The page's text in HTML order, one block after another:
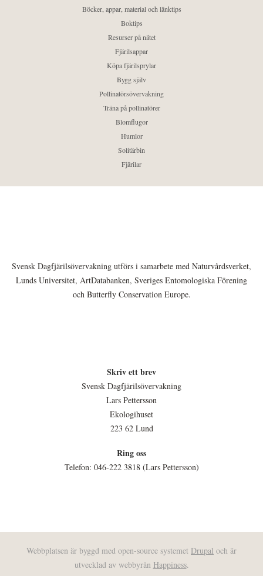
Böcker, appar, material och länktips
Boktips
Resurser på nätet
Fjärilsappar
Köpa fjärilsprylar
Bygg själv
Pollinatörsövervakning
Träna på pollinatörer
Blomflugor
Humlor
Solitärbin
Fjärilar
Svensk Dagfjärilsövervakning utförs i samarbete med Naturvårdsverket,
Lunds Universitet, ArtDatabanken, Sveriges Entomologiska Förening
och Butterfly Conservation Europe.
Skriv ett brev
Svensk Dagfjärilsövervakning
Lars Pettersson
Ekologihuset
223 62 Lund
Ring oss
Telefon: 046-222 3818 (Lars Pettersson)
Webbplatsen är byggd med open-source systemet Drupal och är
utvecklad av webbyrån Happiness.